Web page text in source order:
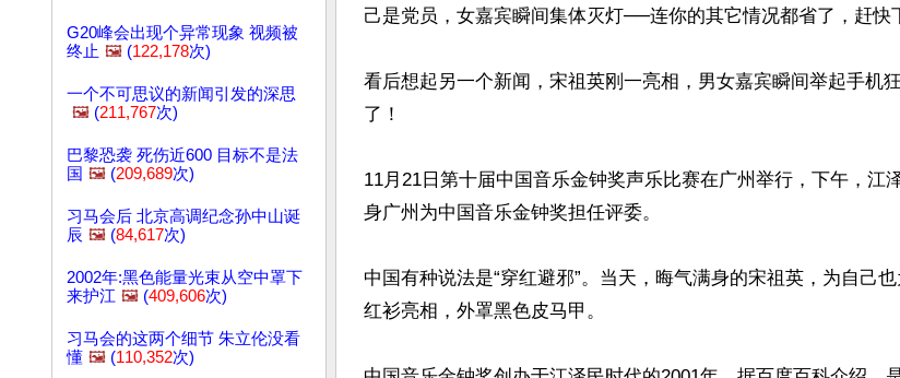
G20峰会出现个异常现象 视频被
终止 🖼️ (122,178次)
一个不可思议的新闻引发的深思
🖼️ (211,767次)
巴黎恐袭 死伤近600 目标不是法
国 🖼️ (209,689次)
习马会后 北京高调纪念孙中山诞
辰 🖼️ (84,617次)
2002年:黑色能量光束从空中罩下
来护江 🖼️ (409,606次)
习马会的这两个细节 朱立伦没看
懂 🖼️ (110,352次)
己是党员，女嘉宾瞬间集体灭灯──连你的其它情况都省了，赶快
看后想起另一个新闻，宋祖英刚一亮相，男女嘉宾瞬间举起手机
了！
11月21日第十届中国音乐金钟奖声乐比赛在广州举行，下午，江
身广州为中国音乐金钟奖担任评委。
中国有种说法是“穿红避邪”。当天，晦气满身的宋祖英，为自己
红衫亮相，外罩黑色皮马甲。